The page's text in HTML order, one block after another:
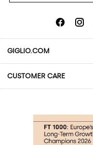
GIGLIO.COM
About
CUSTOMER CARE